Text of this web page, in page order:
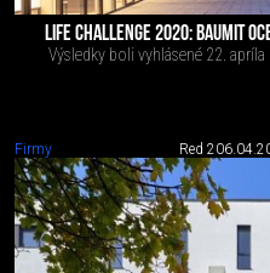
LIFE CHALLENGE 2020: BAUMIT
Výsledky boli vyhlásené 22.
Firmy Red 2